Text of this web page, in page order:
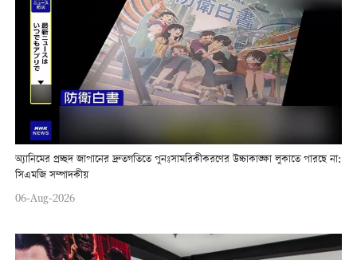
অ্যানিমের প্রচ্ছদ জাপানের দ্রুতগতিতে পুনঃসামরিকীকরণের উচ্চাকাঙ্ক্ষা লুকাতে পারছে না:
সিএমজি সম্পাদকীয়
06-Aug-2026